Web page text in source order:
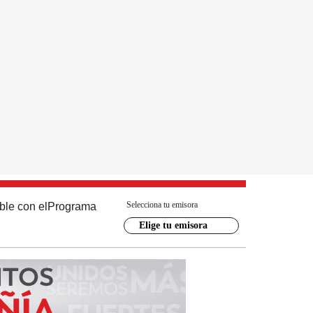
con el Programa Selecciona tu emisora
Elige tu emisora